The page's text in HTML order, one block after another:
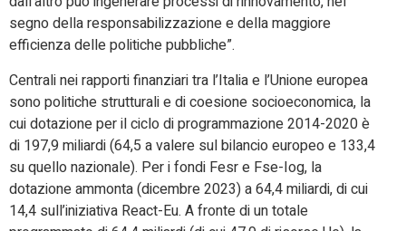
segno della responsabilizzazione e della maggiore
efficienza delle politiche pubbliche”.
Centrali nei rapporti finanziari tra l’Italia e l’Unione europea
sono politiche strutturali e di coesione socioeconomica, la
cui dotazione per il ciclo di programmazione 2014-2020 è
di 197,9 miliardi (64,5 a valere sul bilancio europeo e 133,4
su quello nazionale). Per i fondi Fesr e Fse-Iog, la
dotazione ammonta (dicembre 2023) a 64,4 miliardi, di cui
14,4 sull’iniziativa React-Eu. A fronte di un totale